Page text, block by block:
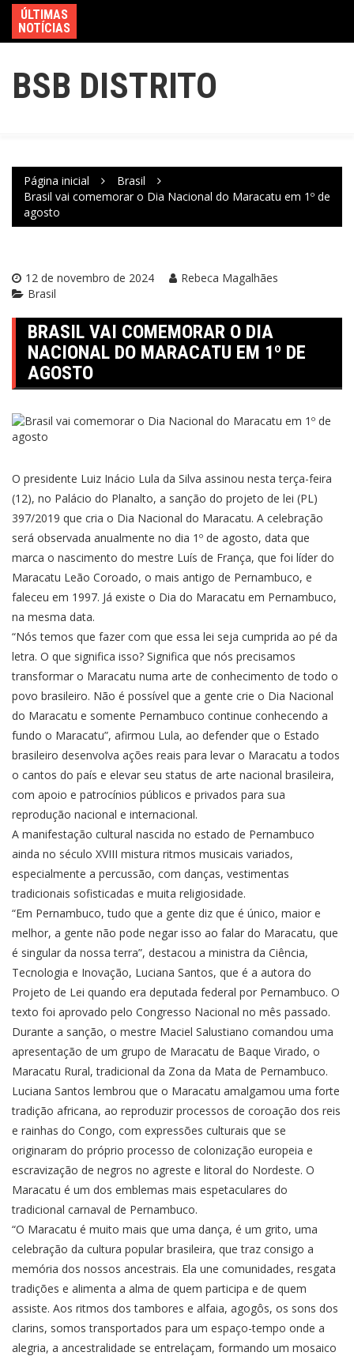
ÚLTIMAS
NOTÍCIAS
BSB DISTRITO
Página inicial
Brasil
Brasil vai comemorar o Dia Nacional do Maracatu em 1º de
agosto
12 de novembro de 2024
Rebeca Magalhães
Brasil
BRASIL VAI COMEMORAR O DIA
NACIONAL DO MARACATU EM 1º DE
AGOSTO
O presidente Luiz Inácio Lula da Silva assinou nesta terça-feira
(12), no Palácio do Planalto, a sanção do projeto de lei (PL)
397/2019 que cria o Dia Nacional do Maracatu. A celebração
será observada anualmente no dia 1º de agosto, data que
marca o nascimento do mestre Luís de França, que foi líder do
Maracatu Leão Coroado, o mais antigo de Pernambuco, e
faleceu em 1997. Já existe o Dia do Maracatu em Pernambuco,
na mesma data.
“Nós temos que fazer com que essa lei seja cumprida ao pé da
letra. O que significa isso? Significa que nós precisamos
transformar o Maracatu numa arte de conhecimento de todo o
povo brasileiro. Não é possível que a gente crie o Dia Nacional
do Maracatu e somente Pernambuco continue conhecendo a
fundo o Maracatu”, afirmou Lula, ao defender que o Estado
brasileiro desenvolva ações reais para levar o Maracatu a todos
o cantos do país e elevar seu status de arte nacional brasileira,
com apoio e patrocínios públicos e privados para sua
reprodução nacional e internacional.
A manifestação cultural nascida no estado de Pernambuco
ainda no século XVIII mistura ritmos musicais variados,
especialmente a percussão, com danças, vestimentas
tradicionais sofisticadas e muita religiosidade.
“Em Pernambuco, tudo que a gente diz que é único, maior e
melhor, a gente não pode negar isso ao falar do Maracatu, que
é singular da nossa terra”, destacou a ministra da Ciência,
Tecnologia e Inovação, Luciana Santos, que é a autora do
Projeto de Lei quando era deputada federal por Pernambuco. O
texto foi aprovado pelo Congresso Nacional no mês passado.
Durante a sanção, o mestre Maciel Salustiano comandou uma
apresentação de um grupo de Maracatu de Baque Virado, o
Maracatu Rural, tradicional da Zona da Mata de Pernambuco.
Luciana Santos lembrou que o Maracatu amalgamou uma forte
tradição africana, ao reproduzir processos de coroação dos reis
e rainhas do Congo, com expressões culturais que se
originaram do próprio processo de colonização europeia e
escravização de negros no agreste e litoral do Nordeste. O
Maracatu é um dos emblemas mais espetaculares do
tradicional carnaval de Pernambuco.
“O Maracatu é muito mais que uma dança, é um grito, uma
celebração da cultura popular brasileira, que traz consigo a
memória dos nossos ancestrais. Ela une comunidades, resgata
tradições e alimenta a alma de quem participa e de quem
assiste. Aos ritmos dos tambores e alfaia, agogôs, os sons dos
clarins, somos transportados para um espaço-tempo onde a
alegria, a ancestralidade se entrelaçam, formando um mosaico